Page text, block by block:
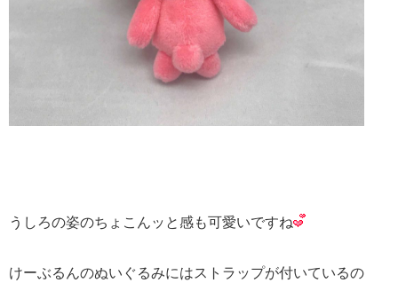
うしろの姿のちょこんッと感も可愛いですね
けーぶるんのぬいぐるみにはストラップが付いているの